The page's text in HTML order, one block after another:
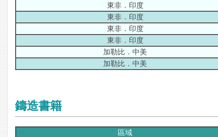
東非．印度
東非．印度
東非．印度
東非．印度
加勒比．中美
加勒比．中美
鑄造書籍
區域